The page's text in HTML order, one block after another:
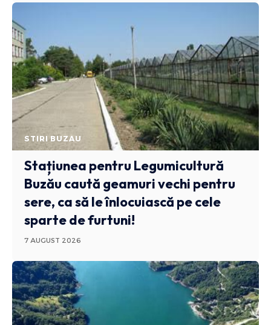
STIRI BUZAU
Stațiunea pentru Legumicultură
Buzău caută geamuri vechi pentru
sere, ca să le înlocuiască pe cele
sparte de furtuni!
7 AUGUST 2026